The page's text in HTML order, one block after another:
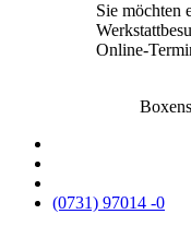
Sie möchten
Online-
(0731) 97014 -0